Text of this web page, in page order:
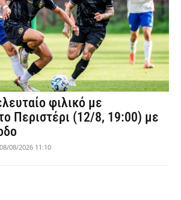
φιλικό με
Περιστέρι (12/8, 19:00) με
08/08/2026 11:10